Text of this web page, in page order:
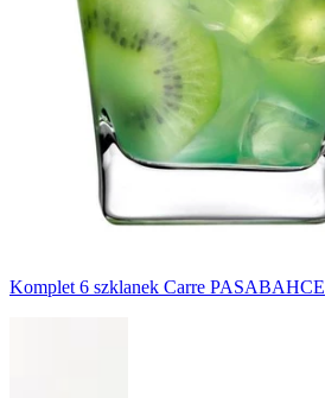
Komplet 6 szklanek Carre PASABAHCE